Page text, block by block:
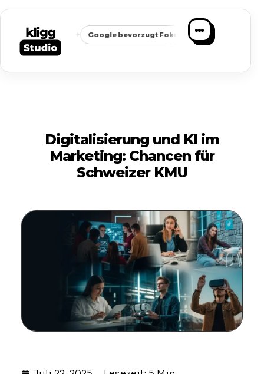
✦ Google bevorzugt Fokus ✦ Passende Anfragen
Digitalisierung und KI im
Marketing: Chancen für
Schweizer KMU